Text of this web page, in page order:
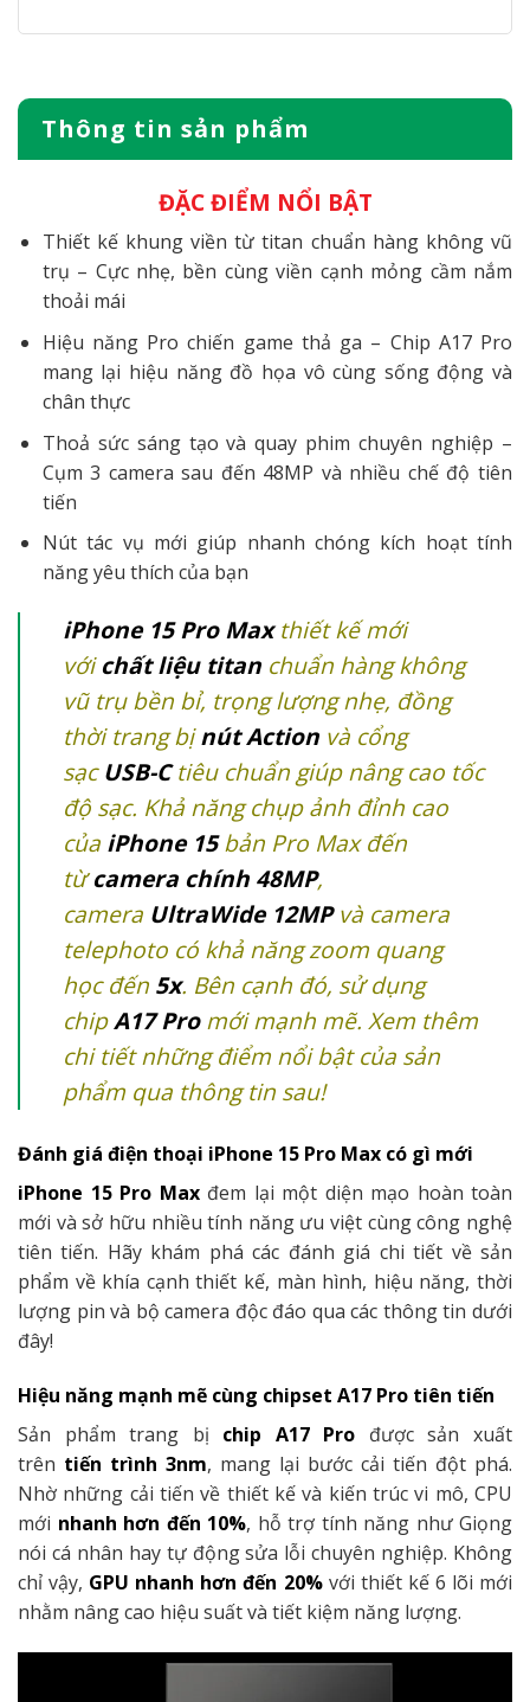
Thông tin sản phẩm
ĐẶC ĐIỂM NỔI BẬT
Thiết kế khung viền từ titan chuẩn hàng không vũ
trụ – Cực nhẹ, bền cùng viền cạnh mỏng cầm nắm
thoải mái
Hiệu năng Pro chiến game thả ga – Chip A17 Pro
mang lại hiệu năng đồ họa vô cùng sống động và
chân thực
Thoả sức sáng tạo và quay phim chuyên nghiệp –
Cụm 3 camera sau đến 48MP và nhiều chế độ tiên
tiến
Nút tác vụ mới giúp nhanh chóng kích hoạt tính
năng yêu thích của bạn
iPhone 15 Pro Maxthiết kế mới
vớichất liệu titan chuẩn hàng không
vũ trụ bền bỉ, trọng lượng nhẹ, đồng
thời trang bịnút Action và cổng
sạcUSB-Ctiêu chuẩn giúp nâng cao tốc
độ sạc. Khả năng chụp ảnh đỉnh cao
của iPhone 15bản Pro Max đến
từcamera chính 48MP,
camera UltraWide 12MPvà camera
telephoto có khả năng zoom quang
học đến 5x. Bên cạnh đó, sử dụng
chipA17 Promới mạnh mẽ. Xem thêm
chi tiết những điểm nổi bật của sản
phẩm qua thông tin sau!
Đánh giá điện thoại iPhone 15 Pro Max có gì mới
iPhone 15 Pro Maxđem lại một diện mạo hoàn toàn
mới và sở hữu nhiều tính năng ưu việt cùng công nghệ
tiên tiến. Hãy khám phá các đánh giá chi tiết về sản
phẩm về khía cạnh thiết kế, màn hình, hiệu năng, thời
lượng pin và bộ camera độc đáo qua các thông tin dưới
đây!
Hiệu năng mạnh mẽ cùng chipset A17 Pro tiên tiến
Sản phẩm trang bị chip A17 Pro được sản xuất
trên tiến trình 3nm, mang lại bước cải tiến đột phá.
Nhờ những cải tiến về thiết kế và kiến trúc vi mô, CPU
mới nhanh hơn đến 10%, hỗ trợ tính năng như Giọng
nói cá nhân hay tự động sửa lỗi chuyên nghiệp. Không
chỉ vậy, GPU nhanh hơn đến 20%với thiết kế 6 lõi mới
nhằm nâng cao hiệu suất và tiết kiệm năng lượng.
4.500.000 ₫.là: